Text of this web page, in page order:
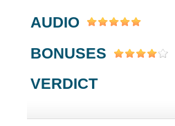
AUDIO
BONUSES
VERDICT